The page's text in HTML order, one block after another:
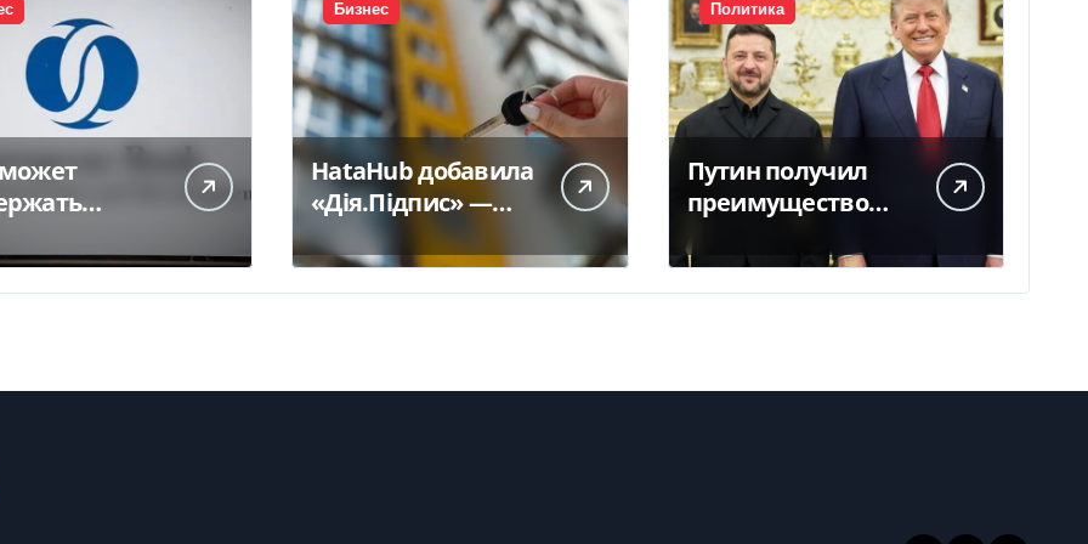
на 300 млн
Бизнес
HataHub добавила
«Дія.Підпис» —
Delo.ua
Политика
Путин получил
преимущество
действиям США